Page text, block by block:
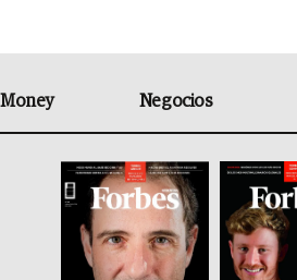
Money Negocios